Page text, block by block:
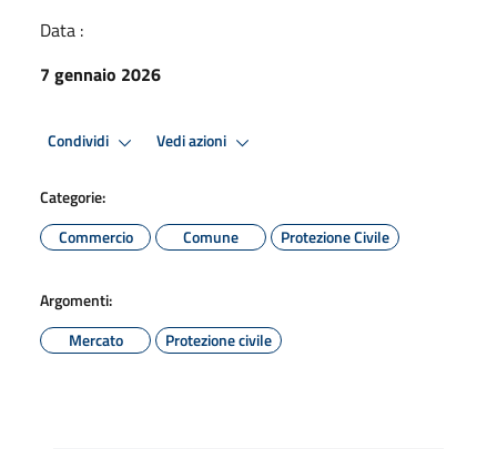
Data :
7 gennaio 2026
Condividi Vedi azioni
Categorie:
Commercio
Comune Protezione Civile
Argomenti:
Mercato
Protezione civile